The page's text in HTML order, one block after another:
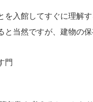
を入館してすぐに理解
当然ですが、建物の保